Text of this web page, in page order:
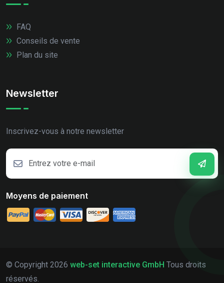
FAQ
Conseils de vente
Plan du site
Newsletter
Inscrivez-vous à notre newsletter
Moyens de paiement
© Copyright 2026 web-set interactive GmbH Tous droits
réservés.